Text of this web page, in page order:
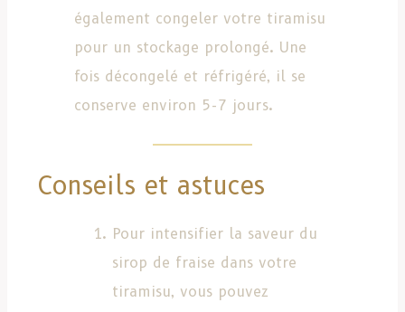
également congeler votre tiramisu
pour un stockage prolongé. Une
fois décongelé et réfrigéré, il se
conserve environ 5-7 jours.
Conseils et astuces
Pour intensifier la saveur du
sirop de fraise dans votre
tiramisu, vous pouvez